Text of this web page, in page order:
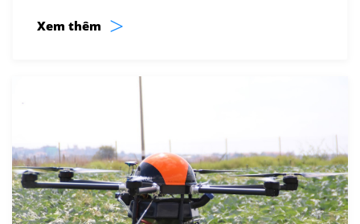
Xem thêm >